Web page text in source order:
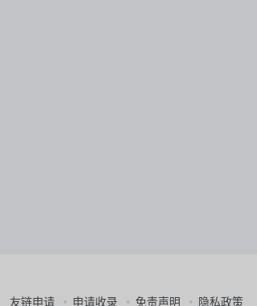
友链申请 申请收录 免责声明 隐私政策